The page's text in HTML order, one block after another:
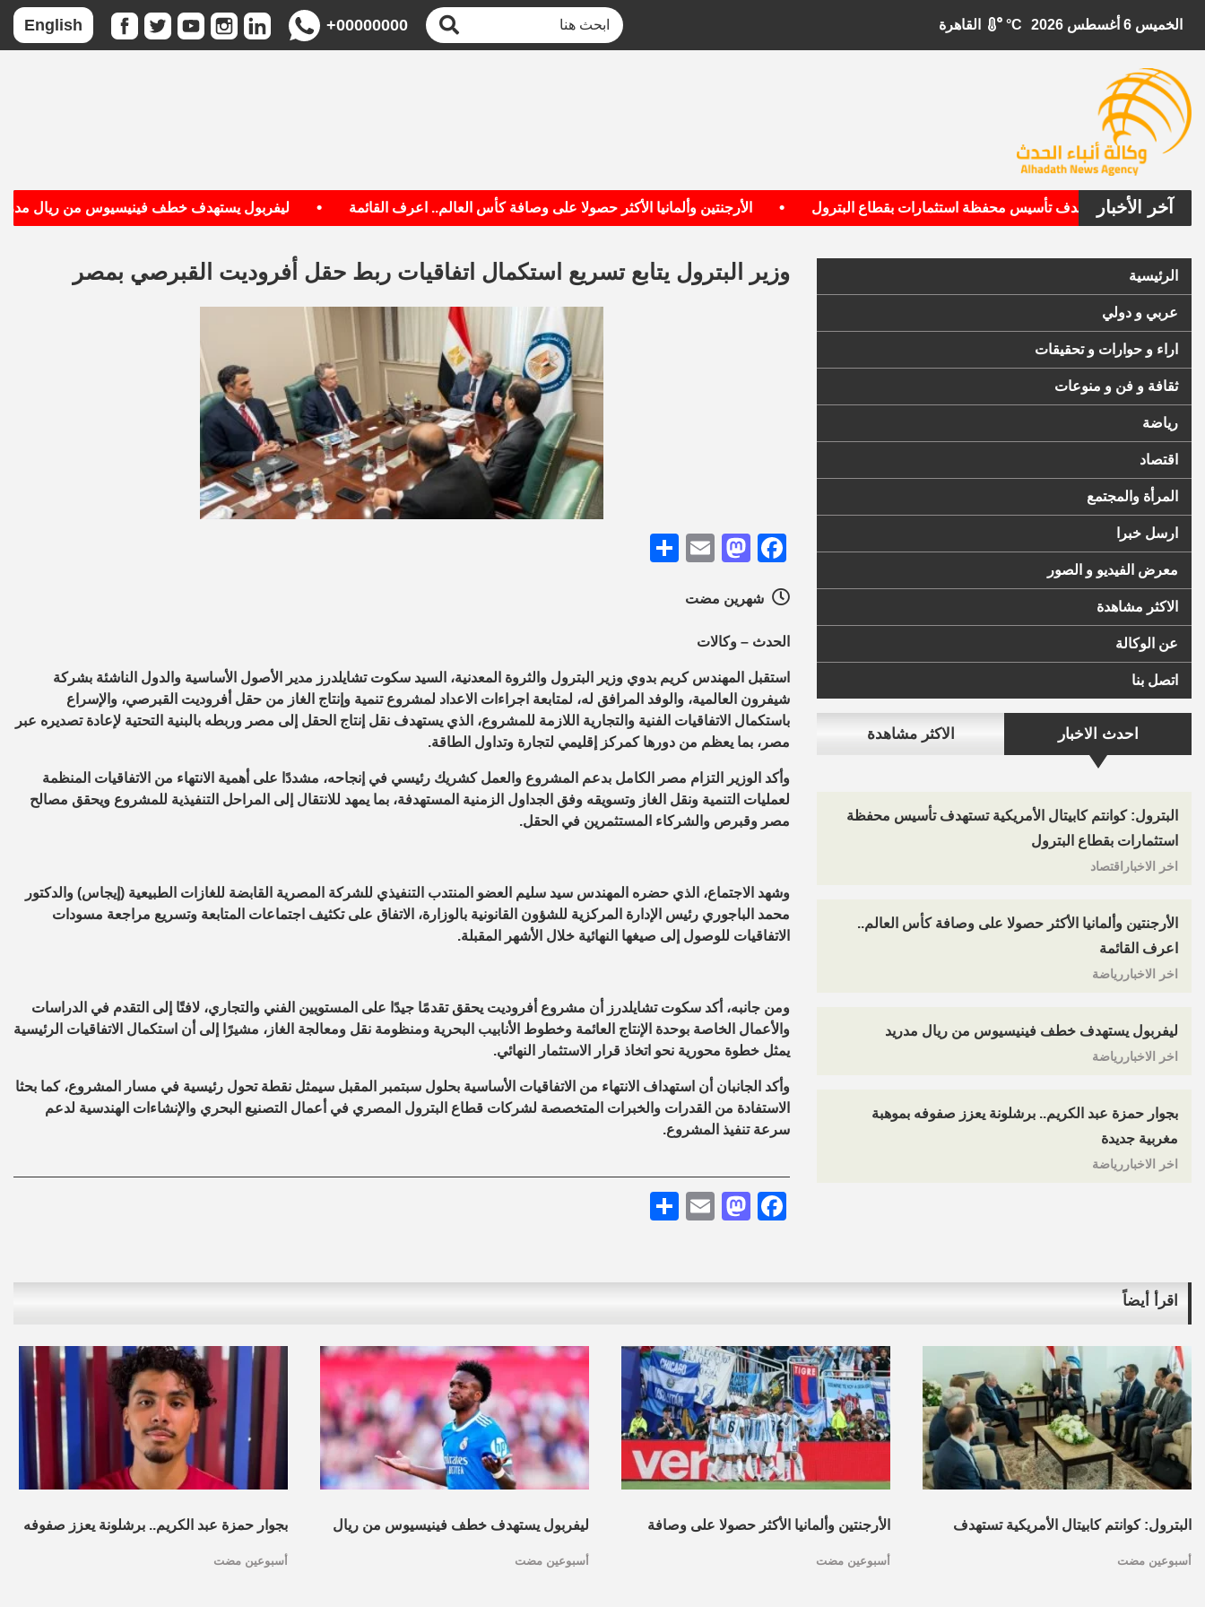
الخميس 6 أغسطس 2026 °C
+00000000
English
آخر الأخبار
الأمريكية تستهدف تأسيس محفظة استثمارات بقطاع البترول الأرجنتين وألمانيا الأكثر حصولا على وصافة كأس العالم.. اعرف القائمة ليفربول يستهدف خطف فينيسيوس من ريال مدريد
الرئيسية
عربي و دولي
اراء و حوارات و تحقيقات
ثقافة و فن و منوعات
رياضة
اقتصاد
المرأة والمجتمع
ارسل خبرا
معرض الفيديو و الصور
الاكثر مشاهدة
عن الوكالة
اتصل بنا
احدث الاخبار الاكثر مشاهدة
البترول: كوانتم كابيتال الأمريكية تستهدف تأسيس محفظة
استثمارات بقطاع البترول
اخر الاخباراقتصاد
الأرجنتين وألمانيا الأكثر حصولا على وصافة كأس العالم..
اعرف القائمة
اخر الاخباررياضة
ليفربول يستهدف خطف فينيسيوس من ريال مدريد
اخر الاخباررياضة
بجوار حمزة عبد الكريم.. برشلونة يعزز صفوفه بموهبة
مغربية جديدة
اخر الاخباررياضة
وزير البترول يتابع تسريع استكمال اتفاقيات ربط حقل أفروديت القبرصي بمصر
Facebook
Mastodon
Email
شهرين مضت
الحدث – وكالات
استقبل المهندس كريم بدوي وزير البترول والثروة المعدنية، السيد سكوت تشايلدرز مدير الأصول الأساسية والدول الناشئة بشركة
شيفرون العالمية، والوفد المرافق له، لمتابعة اجراءات الاعداد لمشروع تنمية وإنتاج الغاز من حقل أفروديت القبرصي، والإسراع
باستكمال الاتفاقيات الفنية والتجارية اللازمة للمشروع، الذي يستهدف نقل إنتاج الحقل إلى مصر وربطه بالبنية التحتية لإعادة تصديره عبر
مصر، بما يعظم من دورها كمركز إقليمي لتجارة وتداول الطاقة.
وأكد الوزير التزام مصر الكامل بدعم المشروع والعمل كشريك رئيسي في إنجاحه، مشددًا على أهمية الانتهاء من الاتفاقيات المنظمة
لعمليات التنمية ونقل الغاز وتسويقه وفق الجداول الزمنية المستهدفة، بما يمهد للانتقال إلى المراحل التنفيذية للمشروع ويحقق مصالح
مصر وقبرص والشركاء المستثمرين في الحقل.
وشهد الاجتماع، الذي حضره المهندس سيد سليم العضو المنتدب التنفيذي للشركة المصرية القابضة للغازات الطبيعية (إيجاس) والدكتور
محمد الباجوري رئيس الإدارة المركزية للشؤون القانونية بالوزارة، الاتفاق على تكثيف اجتماعات المتابعة وتسريع مراجعة مسودات
الاتفاقيات للوصول إلى صيغها النهائية خلال الأشهر المقبلة.
ومن جانبه، أكد سكوت تشايلدرز أن مشروع أفروديت يحقق تقدمًا جيدًا على المستويين الفني والتجاري، لافتًا إلى التقدم في الدراسات
والأعمال الخاصة بوحدة الإنتاج العائمة وخطوط الأنابيب البحرية ومنظومة نقل ومعالجة الغاز، مشيرًا إلى أن استكمال الاتفاقيات الرئيسية
يمثل خطوة محورية نحو اتخاذ قرار الاستثمار النهائي.
وأكد الجانبان أن استهداف الانتهاء من الاتفاقيات الأساسية بحلول سبتمبر المقبل سيمثل نقطة تحول رئيسية في مسار المشروع، كما بحثا
الاستفادة من القدرات والخبرات المتخصصة لشركات قطاع البترول المصري في أعمال التصنيع البحري والإنشاءات الهندسية لدعم
سرعة تنفيذ المشروع.
Facebook
Mastodon
Email
اقرأ أيضاً
البترول: كوانتم كابيتال الأمريكية تستهدف
أسبوعين مضت
الأرجنتين وألمانيا الأكثر حصولا على وصافة
أسبوعين مضت
ليفربول يستهدف خطف فينيسيوس من ريال
أسبوعين مضت
بجوار حمزة عبد الكريم.. برشلونة يعزز صفوفه
أسبوعين مضت